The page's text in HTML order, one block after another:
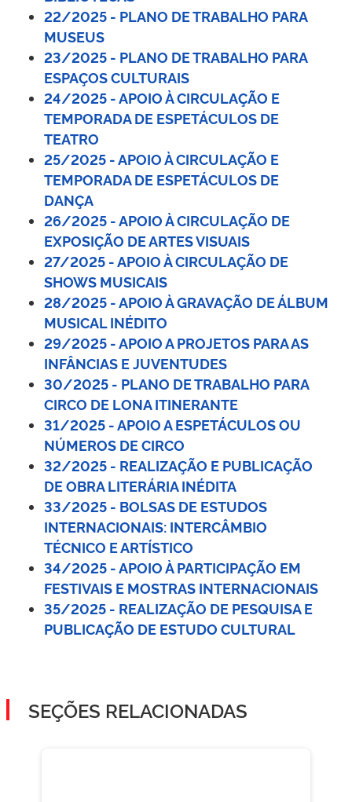
22/2025 - PLANO DE TRABALHO PARA
MUSEUS
23/2025 - PLANO DE TRABALHO PARA
ESPAÇOS CULTURAIS
24/2025 - APOIO À CIRCULAÇÃO E
TEMPORADA DE ESPETÁCULOS DE
TEATRO
25/2025 - APOIO À CIRCULAÇÃO E
TEMPORADA DE ESPETÁCULOS DE
DANÇA
26/2025 - APOIO À CIRCULAÇÃO DE
EXPOSIÇÃO DE ARTES VISUAIS
27/2025 - APOIO À CIRCULAÇÃO DE
SHOWS MUSICAIS
28/2025 - APOIO À GRAVAÇÃO DE ÁLBUM
MUSICAL INÉDITO
29/2025 - APOIO A PROJETOS PARA AS
INFÂNCIAS E JUVENTUDES
30/2025 - PLANO DE TRABALHO PARA
CIRCO DE LONA ITINERANTE
31/2025 - APOIO A ESPETÁCULOS OU
NÚMEROS DE CIRCO
32/2025 - REALIZAÇÃO E PUBLICAÇÃO
DE OBRA LITERÁRIA INÉDITA
33/2025 - BOLSAS DE ESTUDOS
INTERNACIONAIS: INTERCÂMBIO
TÉCNICO E ARTÍSTICO
34/2025 - APOIO À PARTICIPAÇÃO EM
FESTIVAIS E MOSTRAS INTERNACIONAIS
35/2025 - REALIZAÇÃO DE PESQUISA E
PUBLICAÇÃO DE ESTUDO CULTURAL
SEÇÕES RELACIONADAS